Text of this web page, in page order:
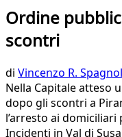
Ordine
scontri
di Vincenzo R.
Nella Capitale atteso
dopo gli scontri a
l’arresto ai
Incidenti in Val di